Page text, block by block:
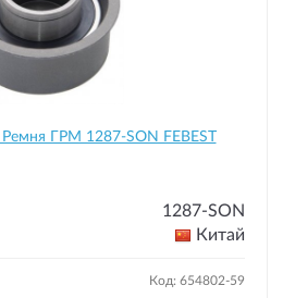
ГРМ 1287-SON FEBEST
1287-SON
Китай
Код: 654802-59